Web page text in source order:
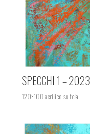
SPECCHI 1 – 2023
120×100 acrilico su tela